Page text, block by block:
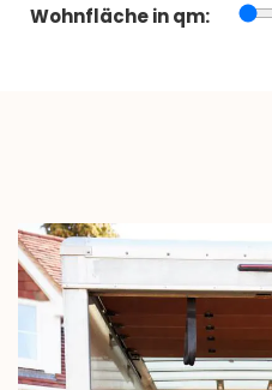
Wohnfläche in qm: